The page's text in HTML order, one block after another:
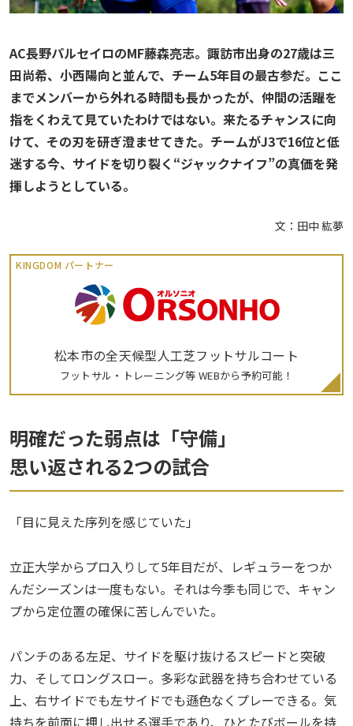
AC長野パルセイロのMF藤森亮志。諏訪市出身の27歳は三
田尚希、小西陽向と並んで、チーム5年目の最古参だ。ここ
までメンバーから外れる時間も長かったが、仲間の活躍を
指をくわえて見ていたわけではない。来たるチャンスに向
けて、その刃を研ぎ澄ませてきた。チームがJ3で16位と低
迷する今、サイドを切り裂く“ジャックナイフ”の真価を発
揮しようとしている。
文：田中 紘夢
KINGDOM パートナー
松本市の全天候型人工芝フットサルコート
フットサル・トレーニング等 WEBから予約可能！
明確だった弱点は「守備」
思い返される2つの試合
「目に見えた序列を感じていた」
立正大学からプロ入りして5年目だが、レギュラーをつか
んだシーズンは一度もない。それは今季も同じで、キャン
プから定位置の確保に苦しんでいた。
パンチのある左足、サイドを駆け抜けるスピードと突破
力、そしてロングスロー。多彩な武器を持ち合わせている
上、右サイドでも左サイドでも遜色なくプレーできる。気
持ちを前面に押し出せる選手であり、ひとたびボールを持